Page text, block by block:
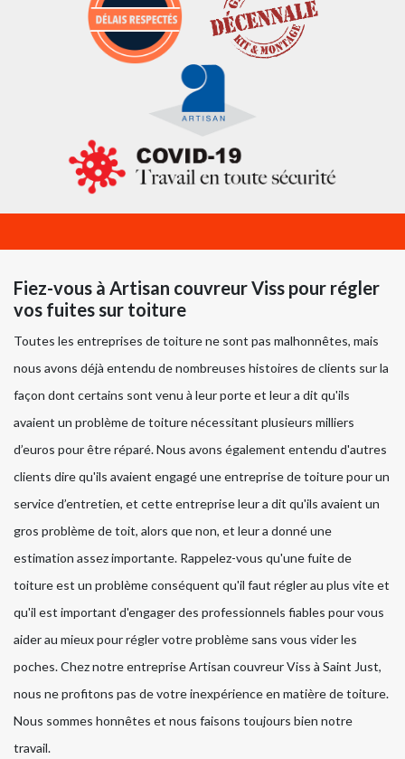
Fiez-vous à Artisan couvreur Viss pour régler
vos fuites sur toiture
Toutes les entreprises de toiture ne sont pas malhonnêtes, mais
nous avons déjà entendu de nombreuses histoires de clients sur la
façon dont certains sont venu à leur porte et leur a dit qu'ils
avaient un problème de toiture nécessitant plusieurs milliers
d’euros pour être réparé. Nous avons également entendu d'autres
clients dire qu'ils avaient engagé une entreprise de toiture pour un
service d’entretien, et cette entreprise leur a dit qu'ils avaient un
gros problème de toit, alors que non, et leur a donné une
estimation assez importante. Rappelez-vous qu'une fuite de
toiture est un problème conséquent qu'il faut régler au plus vite et
qu'il est important d'engager des professionnels fiables pour vous
aider au mieux pour régler votre problème sans vous vider les
poches. Chez notre entreprise Artisan couvreur Viss à Saint Just,
nous ne profitons pas de votre inexpérience en matière de toiture.
Nous sommes honnêtes et nous faisons toujours bien notre
travail.